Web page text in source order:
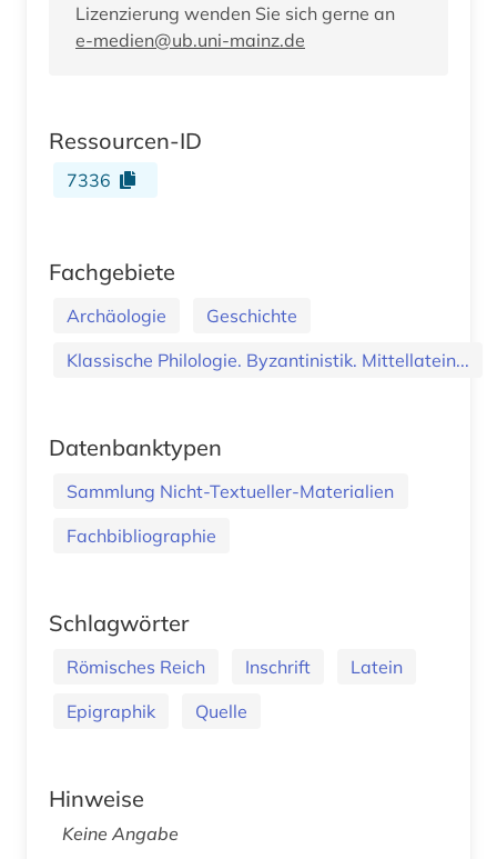
Lizenzierung wenden Sie sich gerne an
e-medien@ub.uni-mainz.de
Ressourcen-ID
7336
Fachgebiete
Archäologie
Geschichte
Klassische Philologie. Byzantinistik. Mittellatein...
Datenbanktypen
Sammlung Nicht-Textueller-Materialien
Fachbibliographie
Schlagwörter
Römisches Reich Inschrift
Latein
Epigraphik
Quelle
Hinweise
Keine Angabe